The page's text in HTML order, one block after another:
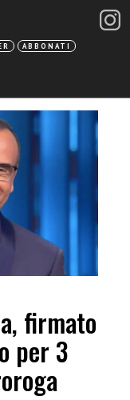
ABBONATI
firmato
per 3